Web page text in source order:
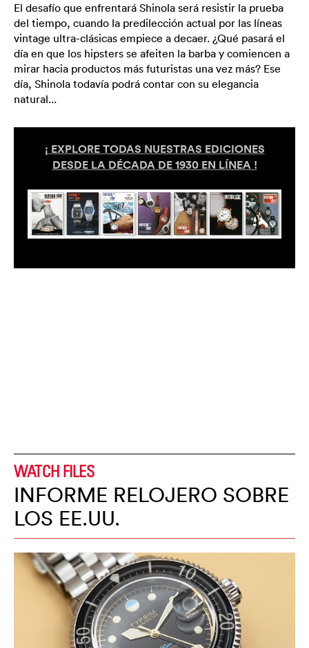
El desafío que enfrentará Shinola será resistir la prueba
del tiempo, cuando la predilección actual por las líneas
vintage ultra-clásicas empiece a decaer. ¿Qué pasará el
día en que los hipsters se afeiten la barba y comiencen a
mirar hacia productos más futuristas una vez más? Ese
día, Shinola todavía podrá contar con su elegancia
natural...
¡ EXPLORE TODAS NUESTRAS EDICIONES
DESDE LA DÉCADA DE 1930 EN LÍNEA !
WATCH FILES
INFORME RELOJERO SOBRE
LOS EE.UU.